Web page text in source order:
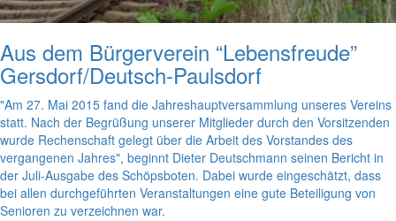
Aus dem Bürgerverein “Lebensfreude”
Gersdorf/Deutsch-Paulsdorf
"Am 27. Mai 2015 fand die Jahreshauptversammlung unseres Vereins
statt. Nach der Begrüßung unserer Mitglieder durch den Vorsitzenden
wurde Rechenschaft gelegt über die Arbeit des Vorstandes des
vergangenen Jahres", beginnt Dieter Deutschmann seinen Bericht in
der Juli-Ausgabe des Schöpsboten. Dabei wurde eingeschätzt, dass
bei allen durchgeführten Veranstaltungen eine gute Beteiligung von
Senioren zu verzeichnen war.